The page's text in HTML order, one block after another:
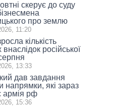
скерує до суду
про землю
11:20
кількість
внаслідок російської
13:33
дав завдання
напрямки, які зараз
армія рф
15:36